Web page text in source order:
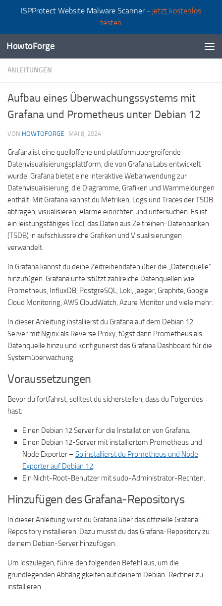
ISPProtect Website Malware Scanner - jetzt kostenlos
testen
Zum Inhalt springen
HowtoForge
ANLEITUNGEN
Aufbau eines Überwachungssystems mit
Grafana und Prometheus unter Debian 12
VON HOWTOFORGE · MAI 8, 2024
Grafana ist eine quelloffene und plattformübergreifende
Datenvisualisierungsplattform, die von Grafana Labs entwickelt
wurde. Grafana bietet eine interaktive Webanwendung zur
Datenvisualisierung, die Diagramme, Grafiken und Warnmeldungen
enthält. Mit Grafana kannst du Metriken, Logs und Traces der TSDB
abfragen, visualisieren, Alarme einrichten und untersuchen. Es ist
ein leistungsfähiges Tool, das Daten aus Zeitreihen-Datenbanken
(TSDB) in aufschlussreiche Grafiken und Visualisierungen
verwandelt.
In Grafana kannst du deine Zeitreihendaten über die „Datenquelle“
hinzufügen. Grafana unterstützt zahlreiche Datenquellen wie
Prometheus, InfluxDB, PostgreSQL, Loki, Jaeger, Graphite, Google
Cloud Monitoring, AWS CloudWatch, Azure Monitor und viele mehr.
In dieser Anleitung installierst du Grafana auf dem Debian 12
Server mit Nginx als Reverse Proxy, fügst dann Prometheus als
Datenquelle hinzu und konfigurierst das Grafana Dashboard für die
Systemüberwachung.
Voraussetzungen
Bevor du fortfährst, solltest du sicherstellen, dass du Folgendes
hast:
Einen Debian 12 Server für die Installation von Grafana.
Einen Debian 12-Server mit installiertem Prometheus und
Node Exporter – So installierst du Prometheus und Node
Exporter auf Debian 12.
Ein Nicht-Root-Benutzer mit sudo-Administrator-Rechten.
Hinzufügen des Grafana-Repositorys
In dieser Anleitung wirst du Grafana über das offizielle Grafana-
Repository installieren. Dazu musst du das Grafana-Repository zu
deinem Debian-Server hinzufügen.
Um loszulegen, führe den folgenden Befehl aus, um die
grundlegenden Abhängigkeiten auf deinem Debian-Rechner zu
installieren.